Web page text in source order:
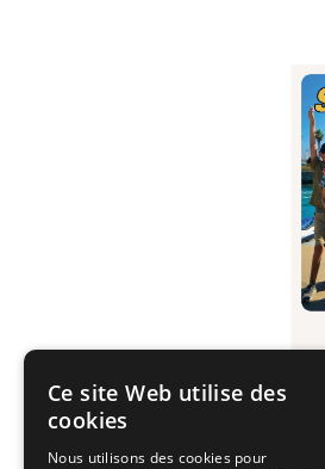
Ce site Web utilise des
cookies
Nous utilisons des cookies pour